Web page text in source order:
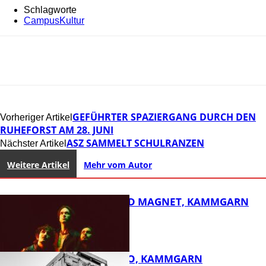
Schlagworte
CampusKultur
Vorheriger Artikel GEFÜHRTER SPAZIERGANG DURCH DEN
RUHEFORST AM 28. JUNI
Nächster Artikel ASZ SAMMELT SCHULRANZEN
Weitere Artikel Mehr vom Autor
DIRTY SOUND MAGNET, KAMMGARN
ROSE TATTOO, KAMMGARN